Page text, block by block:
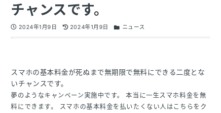
チャンスです。
2024年1月9日 2024年1月9日 ニュース
スマホの基本料金が死ぬまで無期限で無料にできる二度とな
いチャンスです。
夢のようなキャンペーン実施中です。 本当に一生スマホ料金を無
料にできます。 スマホの基本料金を払いたくない人はこちらをク